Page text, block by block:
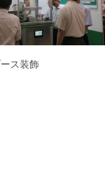
ス装飾